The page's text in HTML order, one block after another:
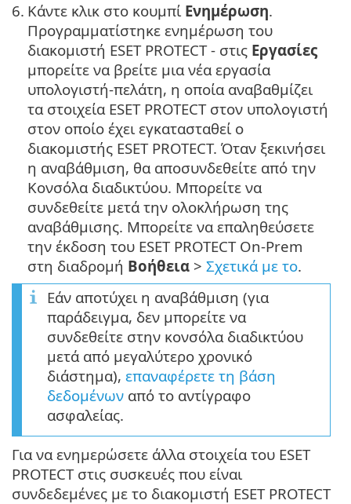
6. Κάντε κλικ στο κουμπί Ενημέρωση.
Προγραμματίστηκε ενημέρωση του
διακομιστή ESET PROTECT - στις Εργασίες
μπορείτε να βρείτε μια νέα εργασία
υπολογιστή-πελάτη, η οποία αναβαθμίζει
τα στοιχεία ESET PROTECT στον υπολογιστή
στον οποίο έχει εγκατασταθεί ο
διακομιστής ESET PROTECT. Όταν ξεκινήσει
η αναβάθμιση, θα αποσυνδεθείτε από την
Κονσόλα διαδικτύου. Μπορείτε να
συνδεθείτε μετά την ολοκλήρωση της
αναβάθμισης. Μπορείτε να επαληθεύσετε
την έκδοση του ESET PROTECT On-Prem
στη διαδρομή Βοήθεια > Σχετικά με το.
Εάν αποτύχει η αναβάθμιση (για
παράδειγμα, δεν μπορείτε να
συνδεθείτε στην κονσόλα διαδικτύου
μετά από μεγαλύτερο χρονικό
διάστημα), επαναφέρετε τη βάση
δεδομένων από το αντίγραφο
ασφαλείας.
Για να ενημερώσετε άλλα στοιχεία του ESET
PROTECT στις συσκευές που είναι
συνδεδεμένες με το διακομιστή ESET PROTECT